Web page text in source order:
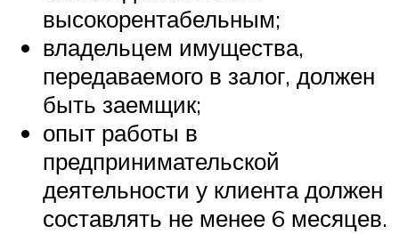
высокорентабельным;
владельцем имущества,
передаваемого в залог, должен
быть заемщик;
опыт работы в
предпринимательской
деятельности у клиента должен
составлять не менее 6 месяцев.